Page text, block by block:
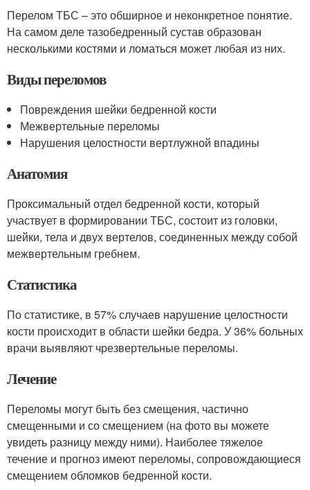
Перелом ТБС – это обширное и неконкретное понятие.
На самом деле тазобедренный сустав образован
несколькими костями и ломаться может любая из них.
Виды переломов
Повреждения шейки бедренной кости
Межвертельные переломы
Нарушения целостности вертлужной впадины
Анатомия
Проксимальный отдел бедренной кости, который
участвует в формировании ТБС, состоит из головки,
шейки, тела и двух вертелов, соединенных между собой
межвертельным гребнем.
Статистика
По статистике, в 57% случаев нарушение целостности
кости происходит в области шейки бедра. У 36% больных
врачи выявляют чрезвертельные переломы.
Лечение
Переломы могут быть без смещения, частично
смещенными и со смещением (на фото вы можете
увидеть разницу между ними). Наиболее тяжелое
течение и прогноз имеют переломы, сопровождающиеся
смещением обломков бедренной кости.